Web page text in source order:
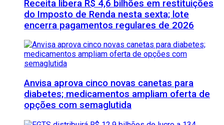
Receita libera R$ 4,6 bilhões em restituições
do Imposto de Renda nesta sexta; lote
encerra pagamentos regulares de 2026
Anvisa aprova cinco novas canetas para
diabetes; medicamentos ampliam oferta de
opções com semaglutida